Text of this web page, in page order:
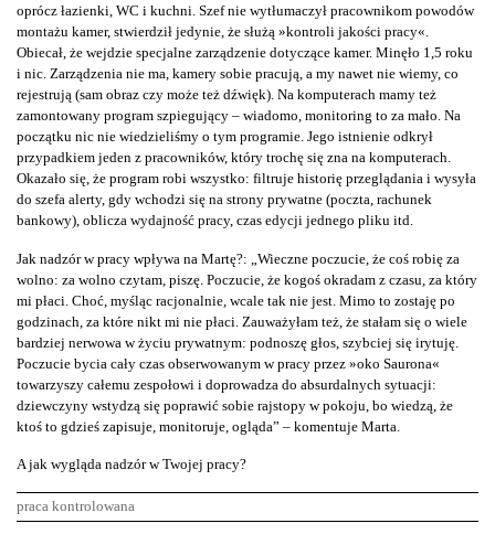
oprócz łazienki, WC i kuchni. Szef nie wytłumaczył pracownikom powodów
montażu kamer, stwierdził jedynie, że służą »kontroli jakości pracy«.
Obiecał, że wejdzie specjalne zarządzenie dotyczące kamer. Minęło 1,5 roku
i nic. Zarządzenia nie ma, kamery sobie pracują, a my nawet nie wiemy, co
rejestrują (sam obraz czy może też dźwięk). Na komputerach mamy też
zamontowany program szpiegujący – wiadomo, monitoring to za mało. Na
początku nic nie wiedzieliśmy o tym programie. Jego istnienie odkrył
przypadkiem jeden z pracowników, który trochę się zna na komputerach.
Okazało się, że program robi wszystko: filtruje historię przeglądania i wysyła
do szefa alerty, gdy wchodzi się na strony prywatne (poczta, rachunek
bankowy), oblicza wydajność pracy, czas edycji jednego pliku itd.
Jak nadzór w pracy wpływa na Martę?: „Wieczne poczucie, że coś robię za
wolno: za wolno czytam, piszę. Poczucie, że kogoś okradam z czasu, za który
mi płaci. Choć, myśląc racjonalnie, wcale tak nie jest. Mimo to zostaję po
godzinach, za które nikt mi nie płaci. Zauważyłam też, że stałam się o wiele
bardziej nerwowa w życiu prywatnym: podnoszę głos, szybciej się irytuję.
Poczucie bycia cały czas obserwowanym w pracy przez »oko Saurona«
towarzyszy całemu zespołowi i doprowadza do absurdalnych sytuacji:
dziewczyny wstydzą się poprawić sobie rajstopy w pokoju, bo wiedzą, że
ktoś to gdzieś zapisuje, monitoruje, ogląda” – komentuje Marta.
A jak wygląda nadzór w Twojej pracy?
praca kontrolowana